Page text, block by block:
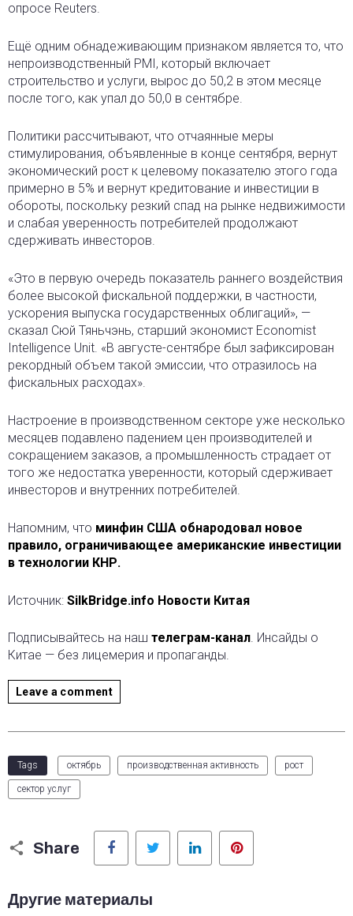
опросе Reuters.
Ещё одним обнадеживающим признаком является то, что
непроизводственный PMI, который включает
строительство и услуги, вырос до 50,2 в этом месяце
после того, как упал до 50,0 в сентябре.
Политики рассчитывают, что отчаянные меры
стимулирования, объявленные в конце сентября, вернут
экономический рост к целевому показателю этого года
примерно в 5% и вернут кредитование и инвестиции в
обороты, поскольку резкий спад на рынке недвижимости
и слабая уверенность потребителей продолжают
сдерживать инвесторов.
«Это в первую очередь показатель раннего воздействия
более высокой фискальной поддержки, в частности,
ускорения выпуска государственных облигаций», —
сказал Сюй Тяньчэнь, старший экономист Economist
Intelligence Unit. «В августе-сентябре был зафиксирован
рекордный объем такой эмиссии, что отразилось на
фискальных расходах».
Настроение в производственном секторе уже несколько
месяцев подавлено падением цен производителей и
сокращением заказов, а промышленность страдает от
того же недостатка уверенности, который сдерживает
инвесторов и внутренних потребителей.
Напомним, что минфин США обнародовал новое
правило, ограничивающее американские инвестиции
в технологии КНР.
Источник: SilkBridge.info Новости Китая
Подписывайтесь на наш телеграм-канал. Инсайды о
Китае — без лицемерия и пропаганды.
Leave a comment
Tags октябрь производственная активность рост
сектор услуг
Share
Facebook Twitter LinkedIn
Другие материалы